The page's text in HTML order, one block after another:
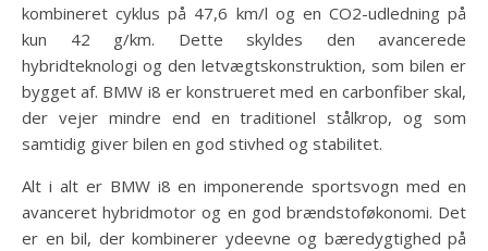
kombineret cyklus på 47,6 km/l og en CO2-udledning på
kun 42 g/km. Dette skyldes den avancerede
hybridteknologi og den letvægtskonstruktion, som bilen er
bygget af. BMW i8 er konstrueret med en carbonfiber skal,
der vejer mindre end en traditionel stålkrop, og som
samtidig giver bilen en god stivhed og stabilitet.
Alt i alt er BMW i8 en imponerende sportsvogn med en
avanceret hybridmotor og en god brændstoføkonomi. Det
er en bil, der kombinerer ydeevne og bæredygtighed på